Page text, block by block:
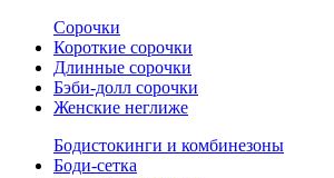
Сорочки
Короткие сорочки
Длинные сорочки
Бэби-долл сорочки
Женские неглиже
Бодистокинги и комбинезоны
Боди-сетка